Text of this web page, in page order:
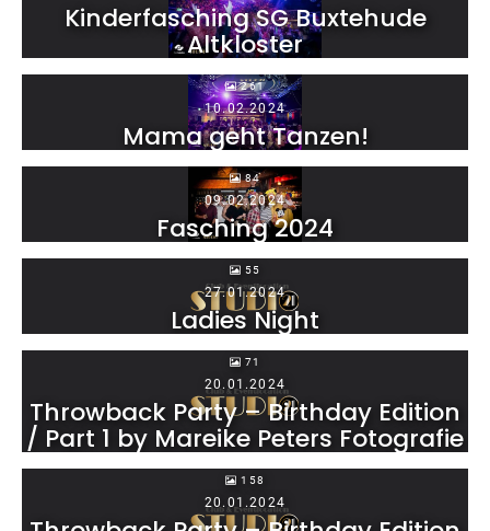
Kinderfasching SG Buxtehude
Altkloster
261
10.02.2024
Mama geht Tanzen!
84
09.02.2024
Fasching 2024
55
27.01.2024
Ladies Night
71
20.01.2024
Throwback Party – Birthday Edition
/ Part 1 by Mareike Peters Fotografie
158
20.01.2024